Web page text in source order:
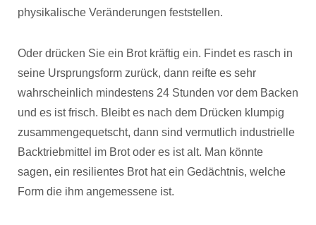
physikalische Veränderungen feststellen.
Oder drücken Sie ein Brot kräftig ein. Findet es rasch in
seine Ursprungsform zurück, dann reifte es sehr
wahrscheinlich mindestens 24 Stunden vor dem Backen
und es ist frisch. Bleibt es nach dem Drücken klumpig
zusammengequetscht, dann sind vermutlich industrielle
Backtriebmittel im Brot oder es ist alt. Man könnte
sagen, ein resilientes Brot hat ein Gedächtnis, welche
Form die ihm angemessene ist.